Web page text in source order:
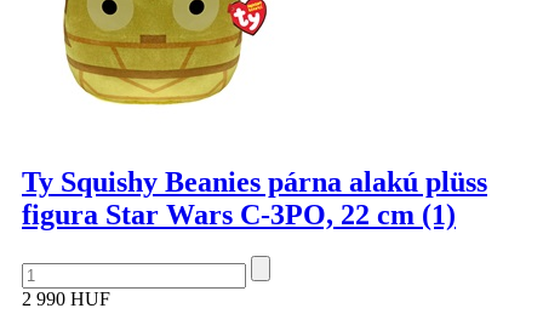
Ty Squishy Beanies párna alakú plüss
figura Star Wars C-3PO, 22 cm (1)
2 990 HUF